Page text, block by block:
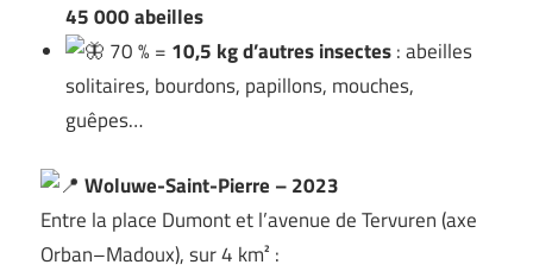
45 000 abeilles
70 % = 10,5 kg d’autres insectes: abeilles
solitaires, bourdons, papillons, mouches,
guêpes…
Woluwe-Saint-Pierre – 2023
Entre la place Dumont et l’avenue de Tervuren (axe
Orban–Madoux), sur 4 km² :